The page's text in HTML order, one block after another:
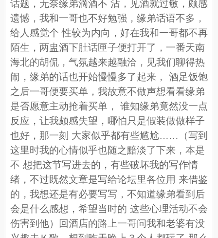
话题，无奈缘弟滴酒不 沾，见酒就过敏，颇感
遗憾，我和一哥也不好勉强，缘弟话语不多，
给人感觉个 性较为内向，好在我和一哥都不再
陌生，两盅酒下肚话匣子便打开了，一番天南
海北的胡侃，气氛越来越融洽，见我们聊得热
闹，缘弟的话也开始慢慢多了起来， 酒足饭饱
之后一哥便要买单，我故意不做声想看看缘弟
是否愿意主动抢着买单， 谁知缘弟竟然没一点
反应，让我颇感失望，哪怕只是假装做做样子
也好，那一刻 大家似乎都有些尴尬……（写到
这里时我的心情似乎也随之黯淡了下来，本是
不 想把这节写进去的，有些破坏我的写作情
绪，不过既然文章是写给论坛里各位用 来借鉴
的，我想还是有必要写写，不知道缘弟看到后
会是什么感想，希望当时的 这些心理活动不会
伤害到他）回酒店的路上一哥问我和老婆有没